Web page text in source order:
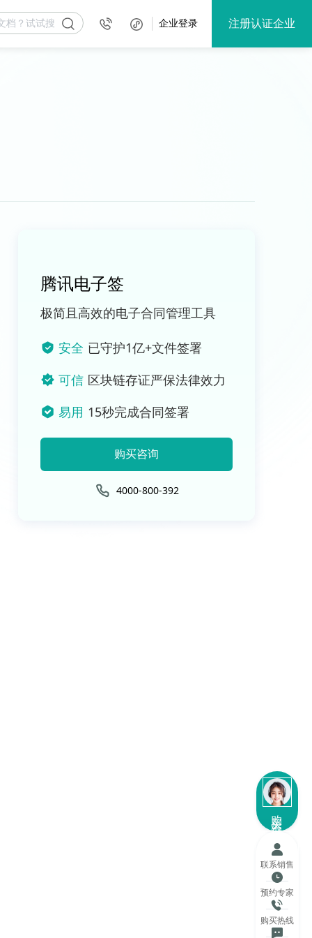
企业登录 注册认证企业
腾讯电子签
极简且高效的电子合同管理工具
安全 已守护1亿+文件签署
可信 区块链存证严保法律效力
易用 15秒完成合同签署
购买咨询
4000-800-392
购买咨询
联系销售
预约专家
购买热线